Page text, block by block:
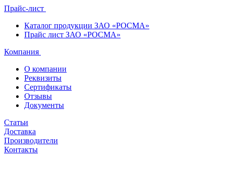
Прайс-лист
Каталог продукции ЗАО «РОСМА»
Прайс лист ЗАО «РОСМА»
Компания
О компании
Реквизиты
Сертификаты
Отзывы
Документы
Статьи
Доставка
Производители
Контакты